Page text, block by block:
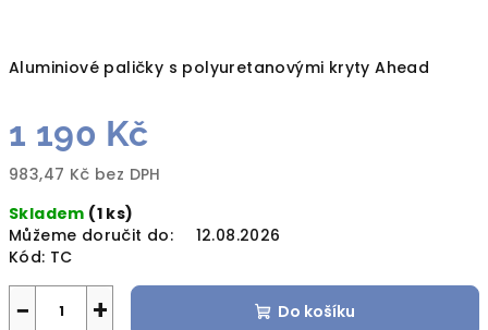
Aluminiové paličky s polyuretanovými kryty Ahead
1 190 Kč
983,47 Kč bez DPH
cena:
Skladem (1 ks)
Můžeme doručit do:
12.08.2026
Kód: TC
+
− Do košíku